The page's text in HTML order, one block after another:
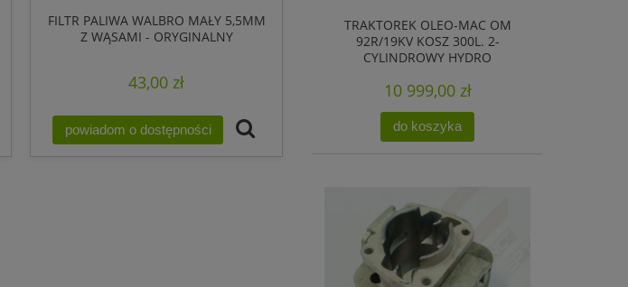
FILTR PALIWA WALBRO MAŁY 5,5MM
Z WĄSAMI - ORYGINALNY
43,00 zł
powiadom o dostępności
TRAKTOREK OLEO-MAC OM
92R/19KV KOSZ 300L. 2-
CYLINDROWY HYDRO
10 999,00 zł
do koszyka